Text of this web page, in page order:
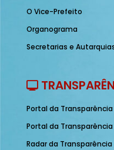
O Vice-Prefeito
Organograma
Secretarias e
Portal da Transparência
Portal da Transparência
Radar da Transparência